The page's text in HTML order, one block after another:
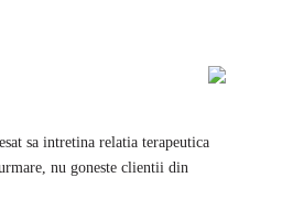
sa intretina relatia terapeutica
nu goneste clientii din